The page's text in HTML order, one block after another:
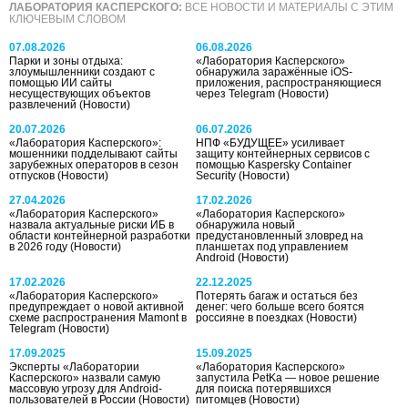
ЛАБОРАТОРИЯ КАСПЕРСКОГО: ВСЕ НОВОСТИ И МАТЕРИАЛЫ С ЭТИМ
КЛЮЧЕВЫМ СЛОВОМ
07.08.2026
Парки и зоны отдыха:
злоумышленники создают с
помощью ИИ сайты
несуществующих объектов
развлечений (Новости)
06.08.2026
«Лаборатория Касперского»
обнаружила заражённые iOS-
приложения, распространяющиеся
через Telegram(Новости)
20.07.2026
«Лаборатория Касперского»:
мошенники подделывают сайты
зарубежных операторов в сезон
отпусков (Новости)
06.07.2026
НПФ «БУДУЩЕЕ» усиливает
защиту контейнерных сервисов с
помощью Kaspersky Container
Security(Новости)
27.04.2026
«Лаборатория Касперского»
назвала актуальные риски ИБ в
области контейнерной разработки
в 2026 году (Новости)
17.02.2026
«Лаборатория Касперского»
обнаружила новый
предустановленный зловред на
планшетах под управлением
Android(Новости)
17.02.2026
«Лаборатория Касперского»
предупреждает о новой активной
схеме распространения Mamont в
Telegram (Новости)
22.12.2025
Потерять багаж и остаться без
денег: чего больше всего боятся
россияне в поездках(Новости)
17.09.2025
Эксперты «Лаборатории
Касперского» назвали самую
массовую угрозу для Android-
пользователей в России (Новости)
15.09.2025
«Лаборатория Касперского»
запустила PetKa — новое решение
для поиска потерявшихся
питомцев(Новости)